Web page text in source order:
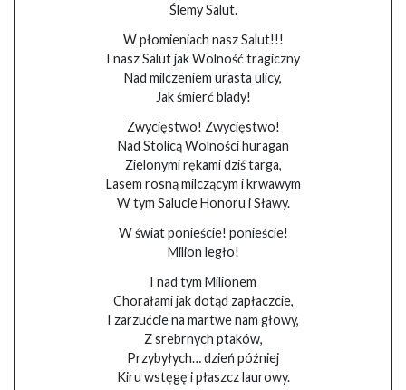
Ślemy Salut.
W płomieniach nasz Salut!!!
I nasz Salut jak Wolność tragiczny
Nad milczeniem urasta ulicy,
Jak śmierć blady!
Zwycięstwo! Zwycięstwo!
Nad Stolicą Wolności huragan
Zielonymi rękami dziś targa,
Lasem rosną milczącym i krwawym
W tym Salucie Honoru i Sławy.
W świat ponieście! ponieście!
Milion legło!
I nad tym Milionem
Chorałami jak dotąd zapłaczcie,
I zarzućcie na martwe nam głowy,
Z srebrnych ptaków,
Przybyłych… dzień później
Kiru wstęgę i płaszcz laurowy.